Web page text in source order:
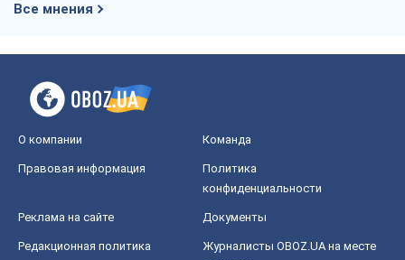
Все мнения
О компании Команда
Правовая информация
Политика
конфиденциальности
Реклама на сайте Документы
Редакционная политика
Журналисты OBOZ.UA на месте